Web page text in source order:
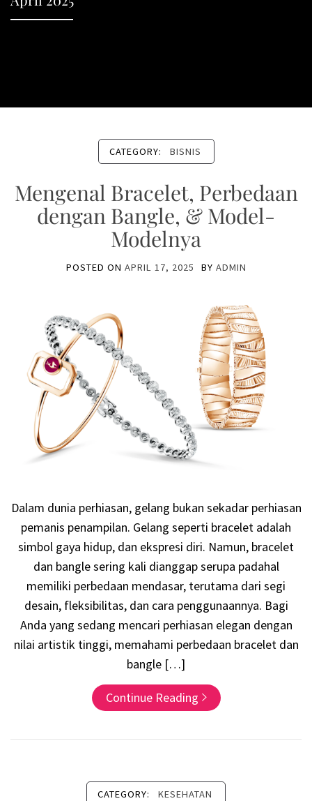
CATEGORY: BISNIS
Mengenal Bracelet, Perbedaan
dengan Bangle, & Model-
Modelnya
POSTED ON APRIL 17, 2025 BY ADMIN
Dalam dunia perhiasan, gelang bukan sekadar perhiasan
pemanis penampilan. Gelang seperti bracelet adalah
simbol gaya hidup, dan ekspresi diri. Namun, bracelet
dan bangle sering kali dianggap serupa padahal
memiliki perbedaan mendasar, terutama dari segi
desain, fleksibilitas, dan cara penggunaannya. Bagi
Anda yang sedang mencari perhiasan elegan dengan
nilai artistik tinggi, memahami perbedaan bracelet dan
bangle […]
Continue Reading
CATEGORY: KESEHATAN